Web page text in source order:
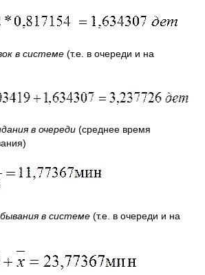
в системе (т.е. в очереди и на
в очереди (среднее время
в системе (т.е. в очереди и на